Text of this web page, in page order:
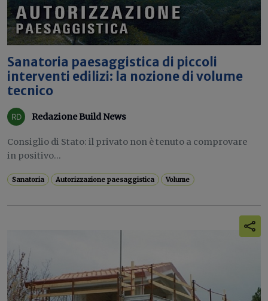
Sanatoria paesaggistica di piccoli
interventi edilizi: la nozione di volume
tecnico
Redazione Build News
Consiglio di Stato: il privato non è tenuto a comprovare
in positivo...
Sanatoria Autorizzazione paesaggistica Volume